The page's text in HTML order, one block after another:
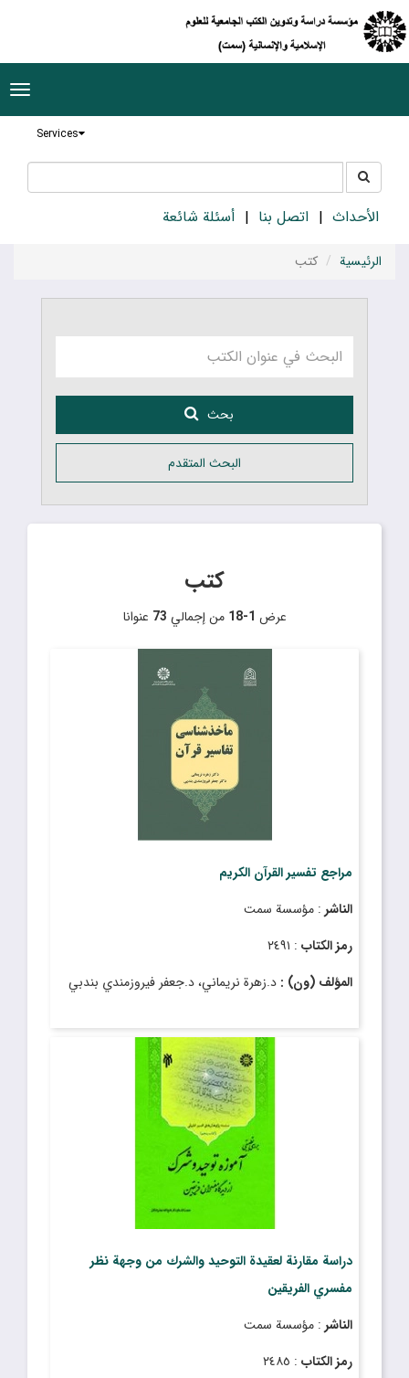
Services
جستجو
در
سایتالأحداث اتصل بنا أسئلة شائعة
الرئيسية كتب
بحث
البحث المتقدم
كتب
عرض 1-18 من إجمالي 73 عنوانا
مراجع تفسير القرآن الكريم
الناشر : مؤسسة سمت
رمز الكتاب : ٢٤٩١
المؤلف (ون) : د.زهرة نريماني، د.جعفر فيروزمندي بندبي
دراسة مقارنة لعقيدة التوحيد والشرك من وجهة نظر
مفسري الفريقين
الناشر : مؤسسة سمت
رمز الكتاب : ٢٤٨٥